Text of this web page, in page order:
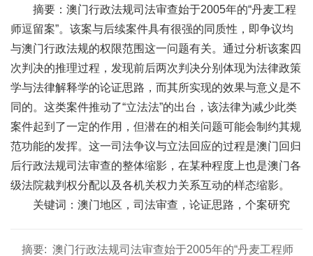
摘要：澳门行政法规司法审查始于2005年的“丹麦工程
师逗留案”。该案与后续案件具有很强的同质性，即争议均
与澳门行政法规的权限范围这一问题有关。通过分析该案四
次判决的推理过程，发现前后两次判决分别体现为法律政策
学与法律解释学的论证思路，而其所实现的效果与意义是不
同的。这类案件推动了“立法法”的出台，该法律为减少此类
案件起到了一定的作用，但潜在的相关问题可能会制约其规
范功能的发挥。这一司法争议与立法回应的过程是澳门回归
后行政法规司法审查的整体缩影，在某种程度上也是澳门各
级法院裁判权分配以及各机关权力关系互动的样态缩影。
关键词：澳门地区，司法审查，论证思路，个案研究
摘要: 澳门行政法规司法审查始于2005年的“丹麦工程师